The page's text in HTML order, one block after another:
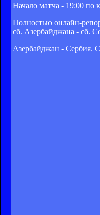
Начало матча - 19:00 по
Полностью онлайн-
сб. Азербайджана - сб.
Азербайджан - Сербия.